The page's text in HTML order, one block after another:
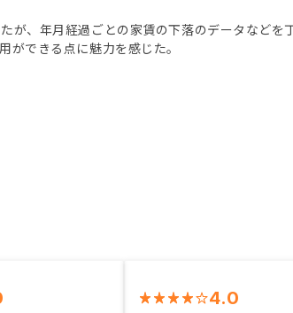
が、年月経過ごとの家賃の下落のデータなどを
できる点に魅力を感じた。
4.0